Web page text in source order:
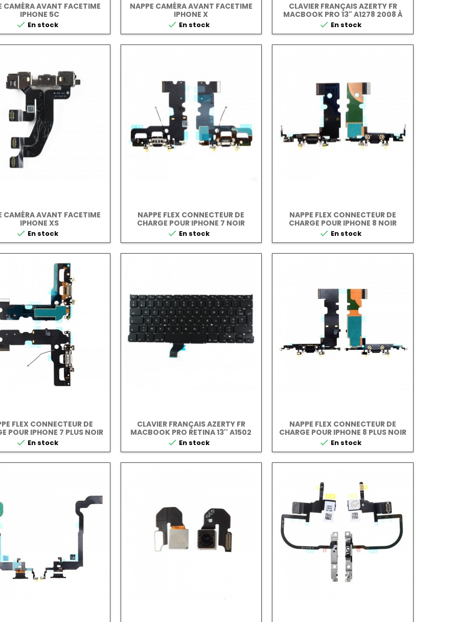
CAMÉRA AVANT FACETIME
IPHONE 5C
 En stock
NAPPE CAMÉRA AVANT FACETIME
IPHONE X
 En stock
CLAVIER FRANÇAIS AZERTY FR
MACBOOK PRO 13" A1278 2008 À
2012
 En stock
CAMÉRA AVANT FACETIME
IPHONE XS
 En stock
NAPPE FLEX CONNECTEUR DE
CHARGE POUR IPHONE 7 NOIR
 En stock
NAPPE FLEX CONNECTEUR DE
CHARGE POUR IPHONE 8 NOIR
 En stock
FLEX CONNECTEUR DE
POUR IPHONE 7 PLUS NOIR
 En stock
CLAVIER FRANÇAIS AZERTY FR
MACBOOK PRO RETINA 13'' A1502
2013-2015
 En stock
NAPPE FLEX CONNECTEUR DE
CHARGE POUR IPHONE 8 PLUS NOIR
 En stock